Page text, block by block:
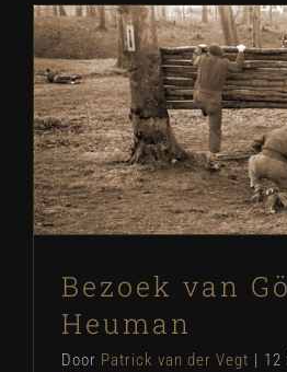
Bezoek van
SB Historie
Bezoek van
Heuman
Door Patrick van der Vegt | 12